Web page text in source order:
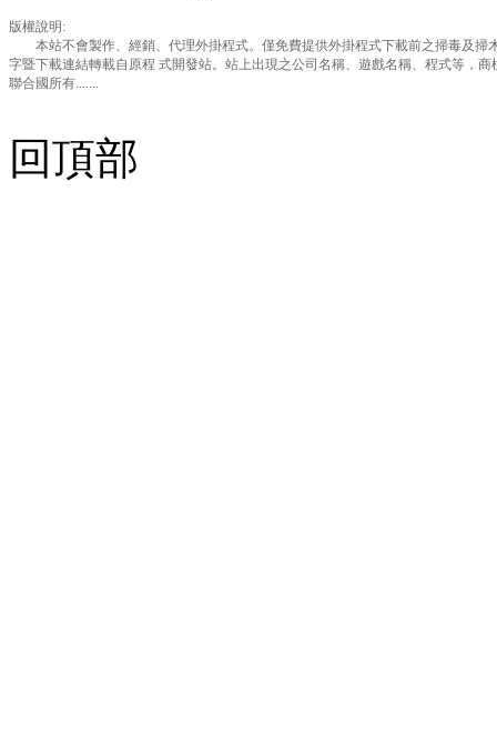
版權說明:
本站不會製作、經銷、代理外掛程式。僅免費提供外掛程式下載前之掃毒及掃
字暨下載連結轉載自原程 式開發站。站上出現之公司名稱、遊戲名稱、程式等，
聯合國所有.......
回頂部